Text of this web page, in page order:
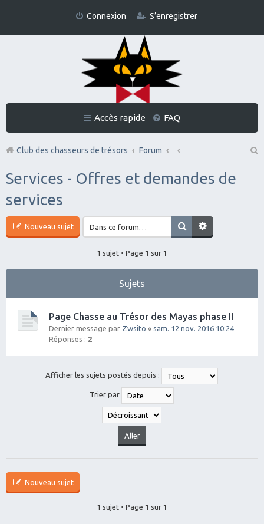
Connexion S’enregistrer
Accès rapide FAQ
Club des chasseurs de trésors
Forum
Services - Offres et demandes de
services
Nouveau sujet
1 sujet • Page 1 sur 1
Sujets
Page Chasse au Trésor des Mayas phase II
Dernier message par Zwsito « sam. 12 nov. 2016 10:24
Réponses : 2
Afficher les sujets postés depuis :
Trier par
Nouveau sujet
1 sujet • Page 1 sur 1